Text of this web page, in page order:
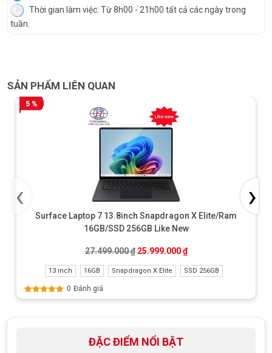
Thời gian làm việc: Từ 8h00 - 21h00 tất cả các ngày trong
tuần.
SẢN PHẨM LIÊN QUAN
5 %
Surface Laptop 7 13.8inch Snapdragon X Elite/Ram
16GB/SSD 256GB Like New
27.499.000₫ Giá gốc là: 27.499.000 ₫.
25.999.000₫Giá hiện tại là:
13 inch 16GB Snapdragon X Elite SSD 256GB
Được xếp
0 Đánh giá
‹ ›
ĐẶC ĐIỂM NỔI BẬT